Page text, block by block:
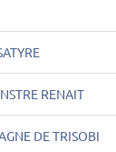
RENAIT
DE TRISOBI